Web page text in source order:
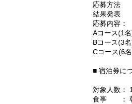
応募方法
結果発表
応募内容：
Aコース(1
Bコース(3
Cコース(6
■ 宿泊券に
対象人数：
食事 ：